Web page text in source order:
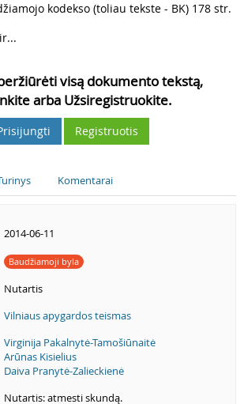
kodekso (toliau tekste - BK) 178 str.
visą dokumento tekstą,
arba Užsiregistruokite.
Registruotis
Komentarai
2014-06-11
Baudžiamoji byla
Nutartis
Vilniaus apygardos teismas
Virginija Pakalnytė-Tamošiūnaitė
Arūnas Kisielius
Daiva Pranytė-Zalieckienė
Nutartis: atmesti skundą.